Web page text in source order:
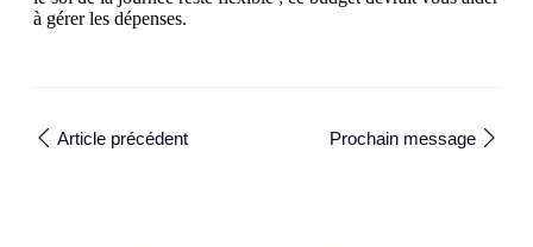
à gérer les dépenses.
Article précédent Prochain message